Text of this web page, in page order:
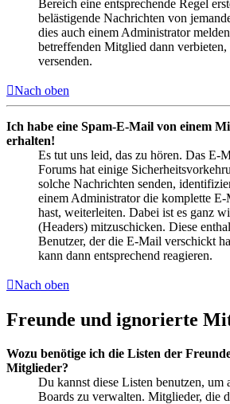
Bereich eine entsprechende Regel
belästigende Nachrichten von
dies auch einem Administrator
betreffenden Mitglied dann
versenden.
Nach oben
Ich habe eine Spam-E-Mail von einem
erhalten!
Es tut uns leid, das zu hören. Das E-
Forums hat einige
solche Nachrichten senden,
einem Administrator die komplette
hast, weiterleiten. Dabei ist es ganz
(Headers) mitzuschicken. Diese
Benutzer, der die E-Mail verschickt
kann dann entsprechend reagieren.
Nach oben
Freunde und ignorierte
Wozu benötige ich die Listen der
Mitglieder?
Du kannst diese Listen benutzen, um
Boards zu verwalten. Mitglieder, die